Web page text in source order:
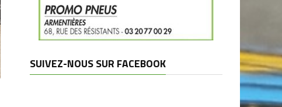
SUIVEZ-NOUS SUR FACEBOOK